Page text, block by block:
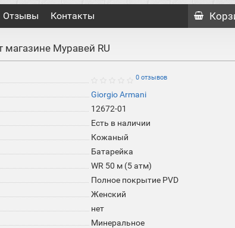
Отзывы Контакты
магазине Муравей RU
0 отзывов
Giorgio Armani
12672-01
Есть в наличии
Кожаный
Батарейка
WR 50 м (5 атм)
Полное покрытие PVD
Женский
нет
Минеральное